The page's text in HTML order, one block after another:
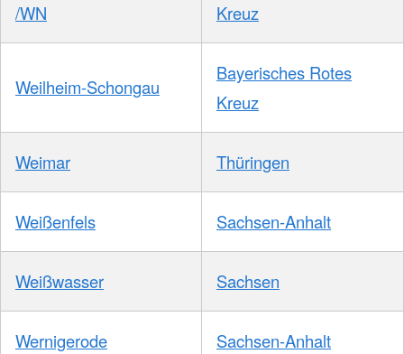
/WN
Kreuz
Weilheim-Schongau
Bayerisches Rotes
Kreuz
Weimar Thüringen
Weißenfels Sachsen-Anhalt
Weißwasser Sachsen
Wernigerode Sachsen-Anhalt